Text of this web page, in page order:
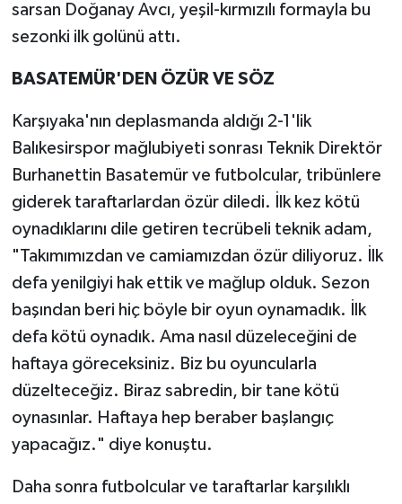
sarsan Doğanay Avcı, yeşil-kırmızılı formayla bu
sezonki ilk golünü attı.
BASATEMÜR'DEN ÖZÜR VE SÖZ
Karşıyaka'nın deplasmanda aldığı 2-1'lik
Balıkesirspor mağlubiyeti sonrası Teknik Direktör
Burhanettin Basatemür ve futbolcular, tribünlere
giderek taraftarlardan özür diledi. İlk kez kötü
oynadıklarını dile getiren tecrübeli teknik adam,
"Takımımızdan ve camiamızdan özür diliyoruz. İlk
defa yenilgiyi hak ettik ve mağlup olduk. Sezon
başından beri hiç böyle bir oyun oynamadık. İlk
defa kötü oynadık. Ama nasıl düzeleceğini de
haftaya göreceksiniz. Biz bu oyuncularla
düzelteceğiz. Biraz sabredin, bir tane kötü
oynasınlar. Haftaya hep beraber başlangıç
yapacağız." diye konuştu.
Daha sonra futbolcular ve taraftarlar karşılıklı